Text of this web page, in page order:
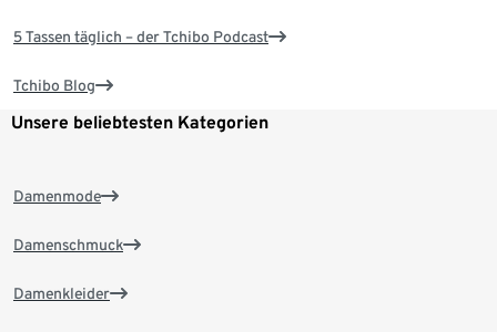
5 Tassen täglich – der Tchibo Podcast
Tchibo Blog
Unsere beliebtesten Kategorien
Damenmode
Damenschmuck
Damenkleider